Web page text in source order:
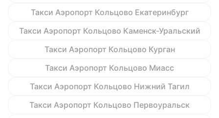
Такси Аэропорт Кольцово Екатеринбург
Такси Аэропорт Кольцово Каменск-Уральский
Такси Аэропорт Кольцово Курган
Такси Аэропорт Кольцово Миасс
Такси Аэропорт Кольцово Нижний Тагил
Такси Аэропорт Кольцово Первоуральск